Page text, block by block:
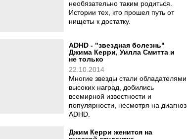
необязательно таким родиться.
Истории тех, кто прошел путь от
нищеты к достатку.
ADHD - "звездная болезнь"
Джима Керри, Уилла Смитта и
не только
22.10.2014
Многие звезды стали обладателями
высоких наград, добились
всемирной известности и
популярности, несмотря на диагноз
ADHD.
Джим Керри женится на